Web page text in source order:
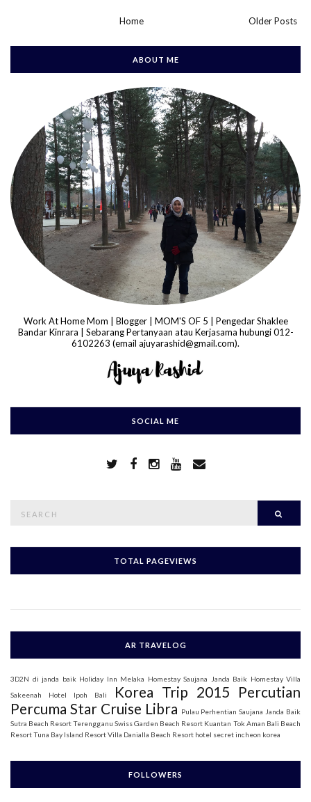
Older Posts
Home
ABOUT ME
Work At Home Mom | Blogger | MOM'S OF 5 | Pengedar Shaklee
Bandar Kinrara | Sebarang Pertanyaan atau Kerjasama hubungi 012-
6102263 (email ajuyarashid@gmail.com).
SOCIAL ME
c
f
TOTAL PAGEVIEWS
AR TRAVELOG
3D2N di janda baik Holiday Inn Melaka Homestay Saujana Janda Baik Homestay Villa
Sakeenah
Hotel Ipoh Bali Korea Trip 2015 Percutian
Percuma Star Cruise Libra Pulau Perhentian Saujana Janda Baik
Sutra Beach Resort Terengganu Swiss Garden Beach Resort Kuantan Tok Aman Bali Beach
ResortTuna Bay Island ResortVilla Danialla Beach Resort hotel secret incheon korea
FOLLOWERS